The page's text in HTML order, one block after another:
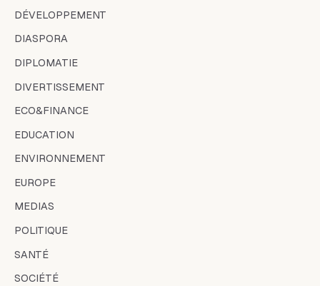
DÉVELOPPEMENT
DIASPORA
DIPLOMATIE
DIVERTISSEMENT
ECO&FINANCE
EDUCATION
ENVIRONNEMENT
EUROPE
MEDIAS
POLITIQUE
SANTÉ
SOCIÉTÉ